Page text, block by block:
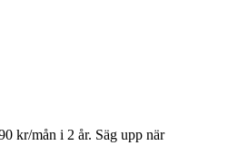
kr/mån i 2 år. Säg upp när